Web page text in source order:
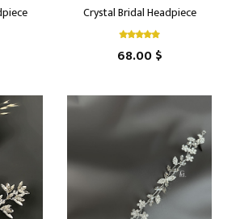
Crystal Bridal Headpiece
68.00 $